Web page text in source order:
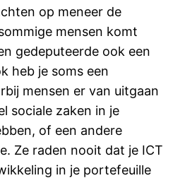
op meneer de
mensen komt
gedeputeerde ook een
heb je soms een
mensen er van uitgaan
sociale zaken in je
of een andere
Ze raden nooit dat je ICT
in je portefeuille